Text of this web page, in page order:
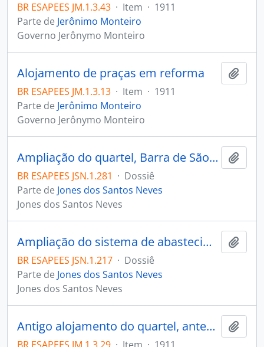
BR ESAPEES JM.1.3.43 · Item · 1911
Parte de Jerônimo Monteiro
Governo Jerônymo Monteiro
Alojamento de praças em reforma
BR ESAPEES JM.1.3.13 · Item · 1911
Parte de Jerônimo Monteiro
Governo Jerônymo Monteiro
Ampliação do quartel, Barra de São Francisco
BR ESAPEES JSN.1.281 · Dossiê
Parte de Jones dos Santos Neves
Jones dos Santos Neves
Ampliação do sistema de abastecimento de água
BR ESAPEES JSN.1.217 · Dossiê
Parte de Jones dos Santos Neves
Jones dos Santos Neves
Antigo alojamento do quartel, antes e depois da reforma